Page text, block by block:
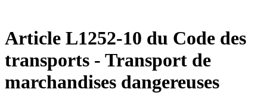
Article L1252-10 du Code des
transports - Transport de
marchandises dangereuses